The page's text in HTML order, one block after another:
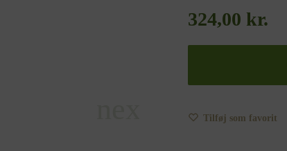
324,00 kr.
Tilføj som favorit